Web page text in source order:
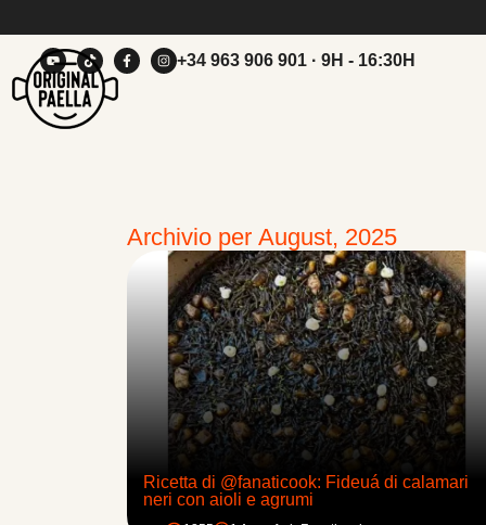
+34 963 906 901· 9H - 16:30H
Archivio per August, 2025
Ricetta di @fanaticook: Fideuá di calamari
neri con aioli e agrumi